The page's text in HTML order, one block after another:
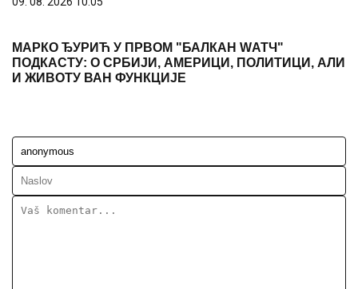
МАРКО ЂУРИЋ У ПРВОМ "БАЛКАН WАТЧ"
ПОДКАСТУ: О СРБИЈИ, АМЕРИЦИ, ПОЛИТИЦИ, АЛИ
И ЖИВОТУ ВАН ФУНКЦИЈЕ